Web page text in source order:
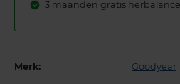
3 maanden gratis
Merk: Goodyear